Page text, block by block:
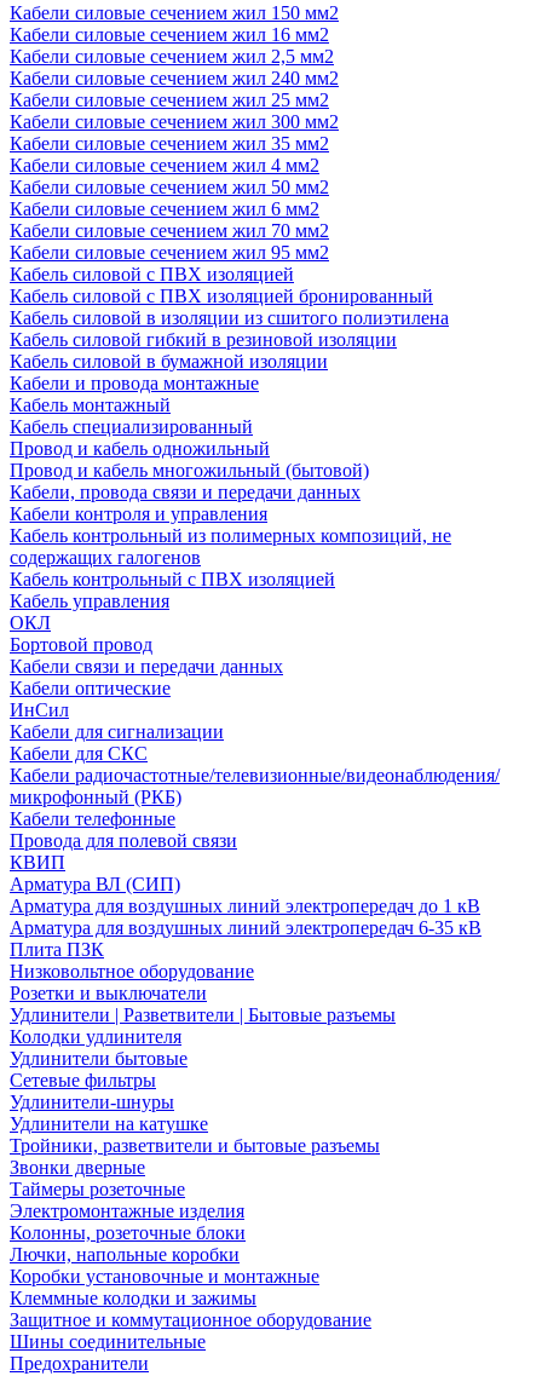
Кабели силовые сечением жил 150 мм2
Кабели силовые сечением жил 16 мм2
Кабели силовые сечением жил 2,5 мм2
Кабели силовые сечением жил 240 мм2
Кабели силовые сечением жил 25 мм2
Кабели силовые сечением жил 300 мм2
Кабели силовые сечением жил 35 мм2
Кабели силовые сечением жил 4 мм2
Кабели силовые сечением жил 50 мм2
Кабели силовые сечением жил 6 мм2
Кабели силовые сечением жил 70 мм2
Кабели силовые сечением жил 95 мм2
Кабель силовой с ПВХ изоляцией
Кабель силовой с ПВХ изоляцией бронированный
Кабель силовой в изоляции из сшитого полиэтилена
Кабель силовой гибкий в резиновой изоляции
Кабель силовой в бумажной изоляции
Кабели и провода монтажные
Кабель монтажный
Кабель специализированный
Провод и кабель одножильный
Провод и кабель многожильный (бытовой)
Кабели, провода связи и передачи данных
Кабели контроля и управления
Кабель контрольный из полимерных композиций, не
содержащих галогенов
Кабель контрольный с ПВХ изоляцией
Кабель управления
ОКЛ
Бортовой провод
Кабели связи и передачи данных
Кабели оптические
ИнСил
Кабели для сигнализации
Кабели для СКС
Кабели радиочастотные/телевизионные/видеонаблюдения/
микрофонный (РКБ)
Кабели телефонные
Провода для полевой связи
КВИП
Арматура ВЛ (СИП)
Арматура для воздушных линий электропередач до 1 кВ
Арматура для воздушных линий электропередач 6-35 кВ
Плита ПЗК
Низковольтное оборудование
Розетки и выключатели
Удлинители | Разветвители | Бытовые разъемы
Колодки удлинителя
Удлинители бытовые
Сетевые фильтры
Удлинители-шнуры
Удлинители на катушке
Тройники, разветвители и бытовые разъемы
Звонки дверные
Таймеры розеточные
Электромонтажные изделия
Колонны, розеточные блоки
Лючки, напольные коробки
Коробки установочные и монтажные
Клеммные колодки и зажимы
Защитное и коммутационное оборудование
Шины соединительные
Предохранители